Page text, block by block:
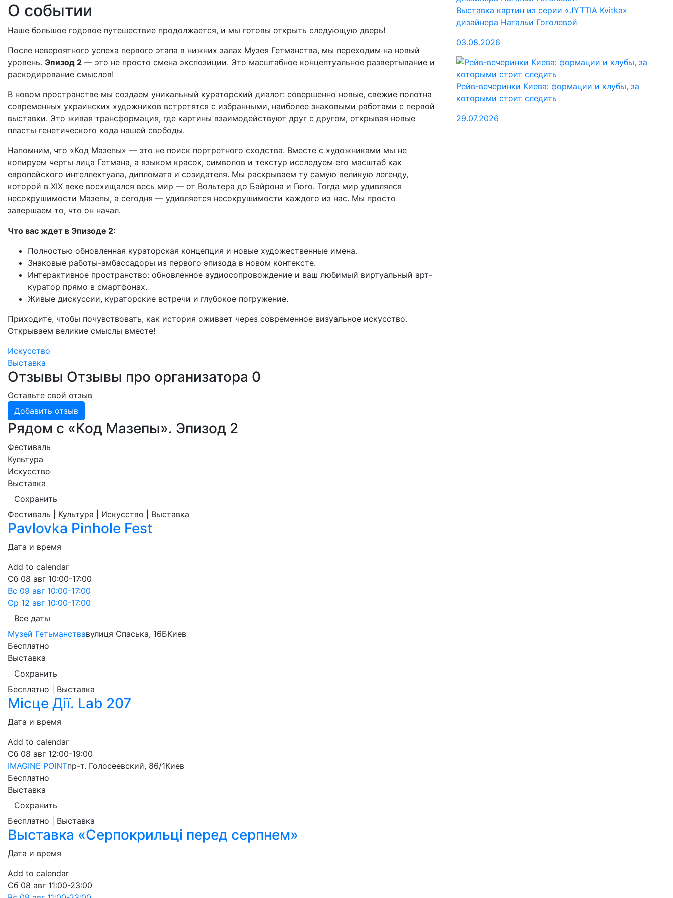
О событии
Наше большое годовое путешествие продолжается, и мы готовы открыть следующую дверь!
После невероятного успеха первого этапа в нижних залах Музея Гетманства, мы переходим на новый
уровень. Эпизод 2 — это не просто смена экспозиции. Это масштабное концептуальное развертывание и
раскодирование смыслов!
В новом пространстве мы создаем уникальный кураторский диалог: совершенно новые, свежие полотна
современных украинских художников встретятся с избранными, наиболее знаковыми работами с первой
выставки. Это живая трансформация, где картины взаимодействуют друг с другом, открывая новые
пласты генетического кода нашей свободы.
Напомним, что «Код Мазепы» — это не поиск портретного сходства. Вместе с художниками мы не
копируем черты лица Гетмана, а языком красок, символов и текстур исследуем его масштаб как
европейского интеллектуала, дипломата и созидателя. Мы раскрываем ту самую великую легенду,
которой в XIX веке восхищался весь мир — от Вольтера до Байрона и Гюго. Тогда мир удивлялся
несокрушимости Мазепы, а сегодня — удивляется несокрушимости каждого из нас. Мы просто
завершаем то, что он начал.
Что вас ждет в Эпизоде 2:
Полностью обновленная кураторская концепция и новые художественные имена.
Знаковые работы-амбассадоры из первого эпизода в новом контексте.
Интерактивное пространство: обновленное аудиосопровождение и ваш любимый виртуальный арт-
куратор прямо в смартфонах.
Живые дискуссии, кураторские встречи и глубокое погружение.
Приходите, чтобы почувствовать, как история оживает через современное визуальное искусство.
Открываем великие смыслы вместе!
Искусство
Выставка
Отзывы Отзывы про организатора 0
Оставьте свой отзыв
Добавить отзыв
Рядом с «Код Мазепы». Эпизод 2
Фестиваль
Культура
Искусство
Выставка
Сохранить
Фестиваль | Культура | Искусство | Выставка
Pavlovka Pinhole Fest
Дата и время
Add to calendar
Сб 08 авг 10:00-17:00
Вс 09 авг 10:00-17:00
Ср 12 авг 10:00-17:00
Все даты
Музей Гетьманствавулиця Спаська, 16БКиев
Бесплатно
Выставка
Сохранить
Бесплатно | Выставка
Місце Дії. Lab 207
Дата и время
Add to calendar
Сб 08 авг 12:00-19:00
IMAGINE POINTпр-т. Голосеевский, 86/1Киев
Бесплатно
Выставка
Сохранить
Бесплатно | Выставка
Выставка «Серпокрильці перед серпнем»
Дата и время
Add to calendar
Сб 08 авг 11:00-23:00
Выставка картин из серии «JYTTIA Kvitka»
дизайнера Натальи Гоголевой
03.08.2026
Рейв-вечеринки Киева: формации и клубы, за
которыми стоит следить
29.07.2026